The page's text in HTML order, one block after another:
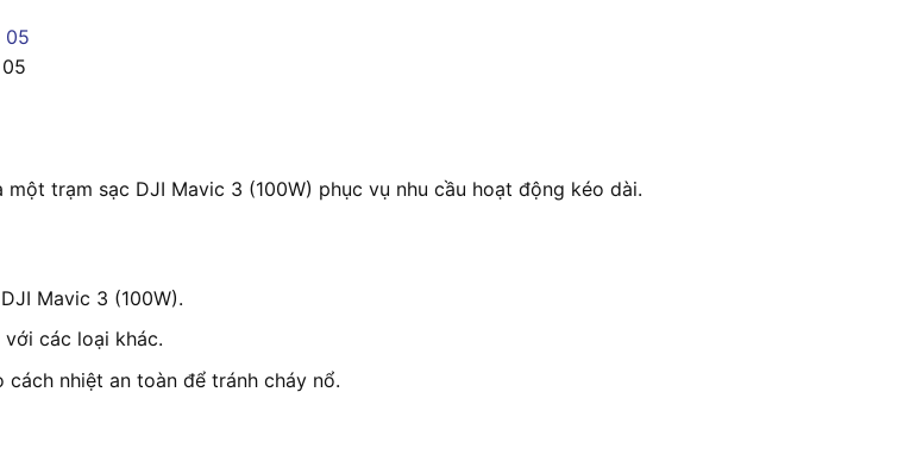
trạm sạc DJI Mavic 3 (100W) phục vụ nhu cầu hoạt động kéo dài.
Mavic 3 (100W).
với các loại khác.
nhiệt an toàn để tránh cháy nổ.